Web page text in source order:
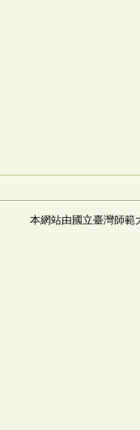
本網站由國立臺灣師範